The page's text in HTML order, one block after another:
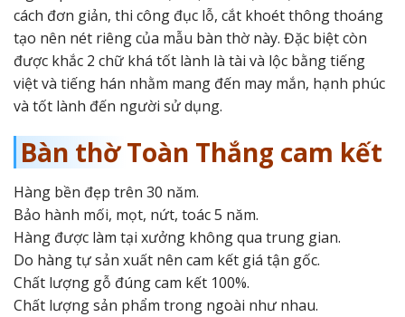
cách đơn giản, thi công đục lỗ, cắt khoét thông thoáng
tạo nên nét riêng của mẫu bàn thờ này. Đặc biệt còn
được khắc 2 chữ khá tốt lành là tài và lộc bằng tiếng
việt và tiếng hán nhằm mang đến may mắn, hạnh phúc
và tốt lành đến người sử dụng.
Bàn thờ Toàn Thắng cam kết
Hàng bền đẹp trên 30 năm.
Bảo hành mối, mọt, nứt, toác 5 năm.
Hàng được làm tại xưởng không qua trung gian.
Do hàng tự sản xuất nên cam kết giá tận gốc.
Chất lượng gỗ đúng cam kết 100%.
Chất lượng sản phẩm trong ngoài như nhau.